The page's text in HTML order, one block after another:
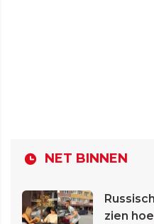
NET BINNEN
zien